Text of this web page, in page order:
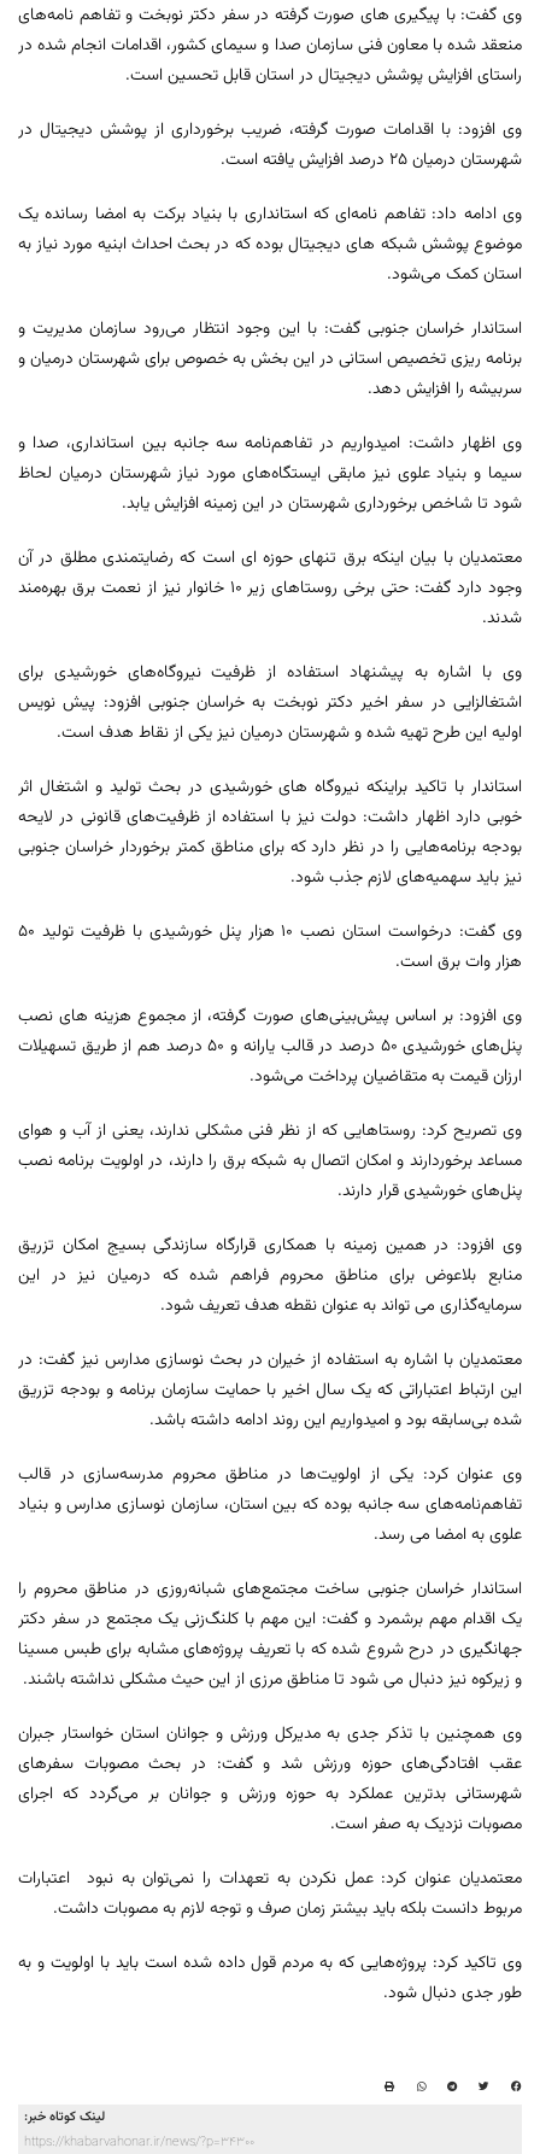
وی گفت‌: با پیگیری های صورت گرفته در سفر دکتر نوبخت و تفاهم نامه‌های
منعقد شده با معاون فنی سازمان صدا و سیمای کشور، اقدامات انجام شده در
راستای افزایش پوشش دیجیتال در استان قابل تحسین است.
وی افزود: با اقدامات صورت گرفته، ضریب برخورداری از پوشش دیجیتال در
شهرستان درمیان ۲۵ درصد افزایش یافته است.
وی ادامه داد: تفاهم نامه‌ای که استانداری با بنیاد برکت به امضا رسانده یک
موضوع پوشش شبکه های دیجیتال بوده که در بحث احداث ابنیه مورد نیاز به
استان کمک می‌شود.
استاندار خراسان جنوبی گفت: با این وجود انتظار می‌رود سازمان مدیریت و
برنامه ریزی تخصیص استانی در این بخش به خصوص برای شهرستان درمیان و
سربیشه را افزایش دهد.
وی اظهار داشت: امیدواریم در تفاهم‌نامه سه جانبه بین استانداری، صدا و
سیما و بنیاد علوی نیز مابقی ایستگاه‌های مورد نیاز شهرستان درمیان لحاظ
شود تا شاخص برخورداری شهرستان در این زمینه افزایش یابد.
معتمدیان با بیان اینکه برق تنهای حوزه ای است که رضایتمندی مطلق در آن
وجود دارد گفت: حتی برخی روستاهای زیر ۱۰ خانوار نیز از نعمت برق بهره‌مند
شدند.
وی با اشاره به پیشنهاد استفاده از ظرفیت نیروگاه‌های خورشیدی برای
اشتغالزایی در سفر اخیر دکتر نوبخت به خراسان جنوبی افزود: پیش نویس
اولیه این طرح تهیه شده و شهرستان درمیان نیز یکی از نقاط هدف است.
استاندار با تاکید براینکه نیروگاه های خورشیدی در بحث تولید و اشتغال اثر
خوبی دارد اظهار داشت: دولت نیز با استفاده از ظرفیت‌های قانونی در لایحه
بودجه برنامه‌هایی را در نظر دارد که برای مناطق کمتر برخوردار خراسان جنوبی
نیز باید سهمیه‌های لازم جذب شود.
وی گفت: درخواست استان نصب ۱۰ هزار پنل خورشیدی با ظرفیت تولید ۵۰
هزار وات برق است.
وی افزود: بر اساس پیش‌بینی‌های صورت گرفته، از مجموع هزینه های نصب
پنل‌های خورشیدی ۵۰ درصد در قالب یارانه و ۵۰ درصد هم از طریق تسهیلات
ارزان قیمت به متقاضیان پرداخت می‌شود.
وی تصریح کرد: روستاهایی که از نظر فنی مشکلی ندارند، یعنی از آب و هوای
مساعد برخوردارند و امکان اتصال به شبکه برق را دارند، در اولویت برنامه نصب
پنل‌های خورشیدی قرار دارند.
وی افزود: در همین زمینه با همکاری قرارگاه سازندگی بسیج امکان تزریق
منابع بلاعوض برای مناطق محروم فراهم شده که درمیان نیز در این
سرمایه‌گذاری می تواند به عنوان نقطه هدف تعریف شود.
معتمدیان با اشاره به استفاده از خیران در بحث نوسازی مدارس نیز گفت: در
این ارتباط اعتباراتی که یک سال اخیر با حمایت سازمان برنامه و بودجه تزریق
شده بی‌سابقه بود و امیدواریم این روند ادامه داشته باشد.
وی عنوان کرد: یکی از اولویت‌ها در مناطق محروم مدرسه‌سازی در قالب
تفاهم‌نامه‌های سه جانبه بوده که بین استان، سازمان نوسازی مدارس و بنیاد
علوی به امضا می رسد.
استاندار خراسان جنوبی ساخت مجتمع‌های شبانه‌روزی در مناطق محروم را
یک اقدام مهم برشمرد و گفت: این مهم با کلنگ‌زنی یک مجتمع در سفر دکتر
جهانگیری در درح شروع شده که با تعریف پروژه‌های مشابه برای طبس مسینا
و زیرکوه نیز دنبال می شود تا مناطق مرزی از این حیث مشکلی نداشته باشند.
وی همچنین با تذکر جدی به مدیرکل ورزش و جوانان استان خواستار جبران
عقب افتادگی‌های حوزه ورزش شد و گفت: در بحث مصوبات سفرهای
شهرستانی بدترین عملکرد به حوزه ورزش و جوانان بر می‌گردد که اجرای
مصوبات نزدیک به صفر است.
معتمدیان عنوان کرد: عمل نکردن به تعهدات را نمی‌توان به نبود اعتبارات
مربوط دانست بلکه باید بیشتر زمان صرف و توجه لازم به مصوبات داشت.
وی تاکید کرد: پروژه‌هایی که به مردم قول داده شده است باید با اولویت و به
طور جدی دنبال شود.
لینک کوتاه خبر:
https://khabarvahonar.ir/news/?p=34300